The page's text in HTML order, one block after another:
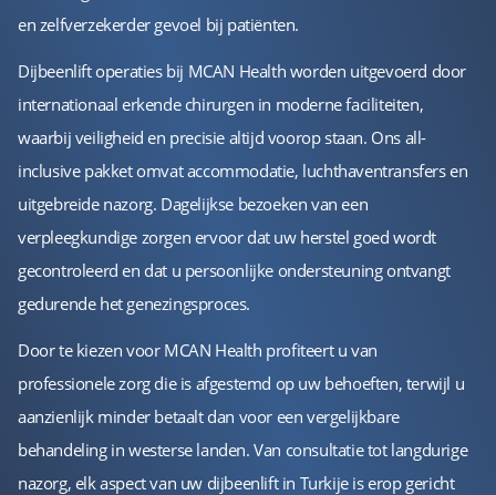
en zelfverzekerder gevoel bij patiënten.
Dijbeenlift operaties bij MCAN Health worden uitgevoerd door
internationaal erkende chirurgen in moderne faciliteiten,
waarbij veiligheid en precisie altijd voorop staan. Ons all-
inclusive pakket omvat accommodatie, luchthaventransfers en
uitgebreide nazorg. Dagelijkse bezoeken van een
verpleegkundige zorgen ervoor dat uw herstel goed wordt
gecontroleerd en dat u persoonlijke ondersteuning ontvangt
gedurende het genezingsproces.
Door te kiezen voor MCAN Health profiteert u van
professionele zorg die is afgestemd op uw behoeften, terwijl u
aanzienlijk minder betaalt dan voor een vergelijkbare
behandeling in westerse landen. Van consultatie tot langdurige
nazorg, elk aspect van uw dijbeenlift in Turkije is erop gericht